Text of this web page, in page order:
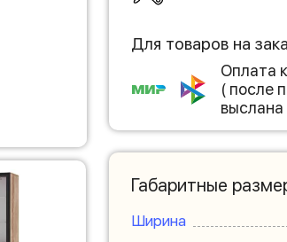
Для товаров на
Оплата
( после
выслана
Габаритные
Ширина